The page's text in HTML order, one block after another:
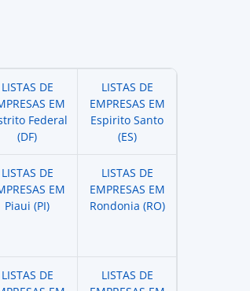
LISTAS DE
EM
Federal
(DF)
LISTAS DE
EMPRESAS EM
Espirito Santo
(ES)
LISTAS DE
EM
Piaui (PI)
LISTAS DE
EMPRESAS EM
Rondonia (RO)
LISTAS DE
LISTAS DE